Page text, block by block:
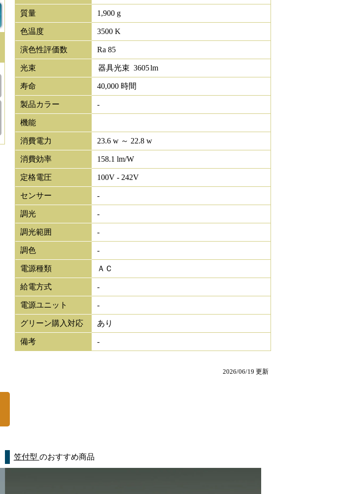
質量 1,900 g
色温度 3500 K
演色性評価数 Ra 85
光束 器具光束 3605lm
寿命 40,000 時間
製品カラー -
機能
消費電力 23.6 w ～ 22.8 w
消費効率 158.1 lm/W
定格電圧 100V - 242V
センサー -
調光 -
調光範囲 -
調色 -
電源種類 ＡＣ
給電方式 -
電源ユニット -
グリーン購入対応 あり
備考 -
2026/06/19 更新
笠付型 のおすすめ商品